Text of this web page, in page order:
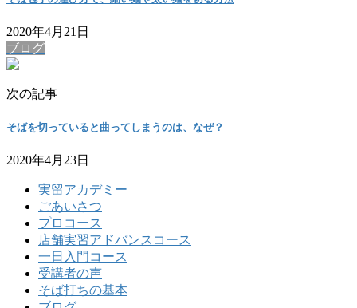
2020年4月21日
ブログ
次の記事
そばを切っていると曲ってしまうのは、なぜ？
2020年4月23日
実留アカデミー
ごあいさつ
プロコース
店舗実習アドバンスコース
一日入門コース
受講者の声
そば打ちの基本